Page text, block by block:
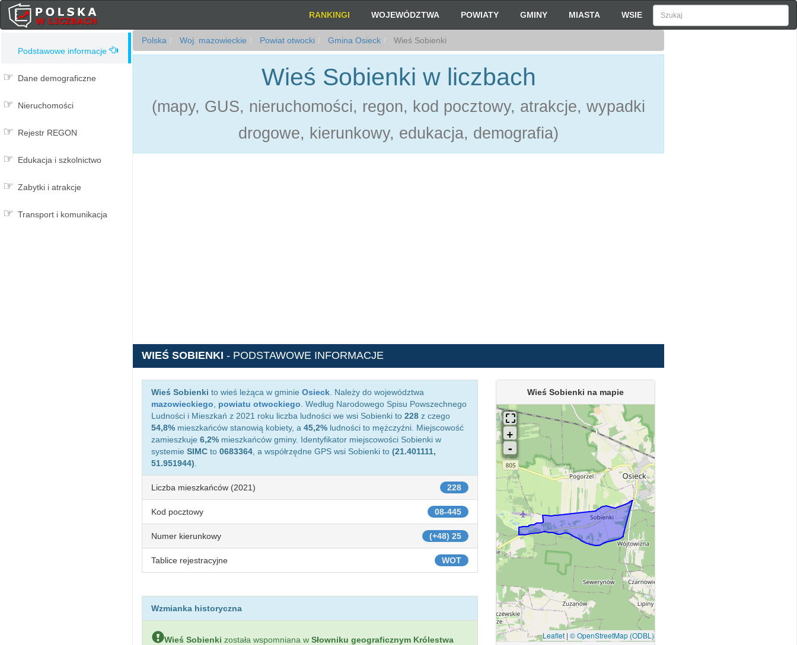
RANKINGI WOJEWÓDZTWA POWIATY GMINY MIASTA WSIE
Podstawowe informacje
Dane demograficzne
Nieruchomości
Rejestr REGON
Edukacja i szkolnictwo
Zabytki i atrakcje
Transport i komunikacja
Polska Woj. mazowieckie Powiat otwocki Gmina Osieck Wieś Sobienki
Wieś Sobienki w liczbach
(mapy, GUS, nieruchomości, regon, kod pocztowy, atrakcje, wypadki
drogowe, kierunkowy, edukacja, demografia)
WIEŚ SOBIENKI - PODSTAWOWE INFORMACJE
Wieś Sobienki to wieś leżąca w gminie Osieck . Należy do województwa
mazowieckiego
powiatu otwockiego . Według Narodowego Spisu Powszechnego
Ludności i Mieszkań z 2021 roku liczba ludności we wsi Sobienki to 228 z czego
54,8% mieszkańców stanowią kobiety, a 45,2% ludności to mężczyźni. Miejscowość
zamieszkuje 6,2% mieszkańców gminy. Identyfikator miejscowości Sobienki w
systemie SIMC to 0683364 , a współrzędne GPS wsi Sobienki to (21.401111,
51.951944)
228
Liczba mieszkańców (2021)
08-445
Kod pocztowy
(+48) 25
Numer kierunkowy
WOT
Tablice rejestracyjne
Wzmianka historyczna
Wieś Sobienki została wspomniana w Słowniku geograficznym Królestwa
Wieś Sobienki na mapie
Leaflet| © OpenStreetMap (ODBL)